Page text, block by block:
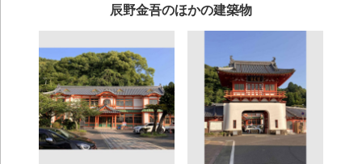
辰野金吾のほかの建築物